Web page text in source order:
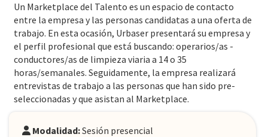
Un Marketplace del Talento es un espacio de contacto
entre la empresa y las personas candidatas a una oferta de
trabajo. En esta ocasión, Urbaser presentará su empresa y
el perfil profesional que está buscando: operarios/as -
conductores/as de limpieza viaria a 14 o 35
horas/semanales. Seguidamente, la empresa realizará
entrevistas de trabajo a las personas que han sido pre-
seleccionadas y que asistan al Marketplace.
Modalidad:Sesión presencial